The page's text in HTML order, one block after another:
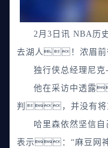
2月3日讯 NBA历
去湖人！浓眉前
独行侠总经理尼
他在采访中透露
判 ，并没有将
哈里森依然坚信
表示：“麻豆网神